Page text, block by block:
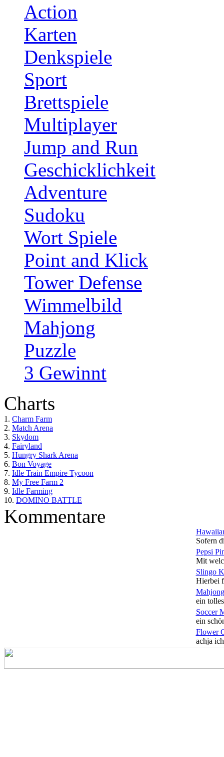
Action
Karten
Denkspiele
Sport
Brettspiele
Multiplayer
Jump and Run
Geschicklichkeit
Adventure
Sudoku
Wort Spiele
Point and Klick
Tower Defense
Wimmelbild
Mahjong
Puzzle
3 Gewinnt
Charts
1. Charm Farm
2. Match Arena
3. Skydom
4. Fairyland
5. Hungry Shark Arena
6. Bon Voyage
7. Idle Train Empire Tycoon
8. My Free Farm 2
9. Idle Farming
10. DOMINO BATTLE
Kommentare
Sofern
Pepsi
Mit
Slingo
Hierbei
ein
Soccer
ein
Flower
achja